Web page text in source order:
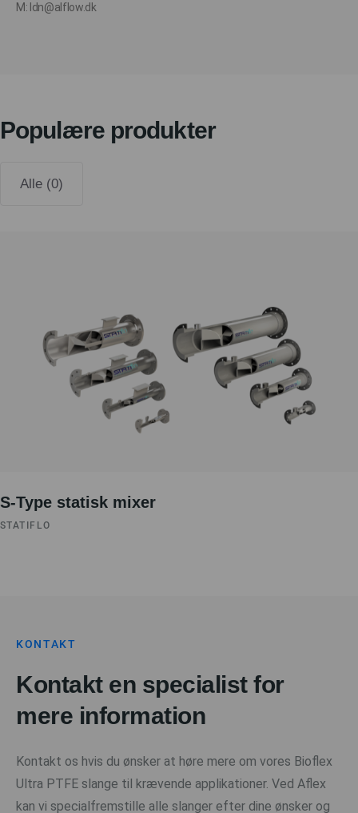
M: ldn@alflow.dk
Populære produkter
Alle (0)
S-Type statisk mixer
STATIFLO
KONTAKT
Kontakt en specialist for
mere information
Kontakt os hvis du ønsker at høre mere om vores Bioflex
Ultra PTFE slange til krævende applikationer. Ved Aflex
kan vi specialfremstille alle slanger efter dine ønsker og